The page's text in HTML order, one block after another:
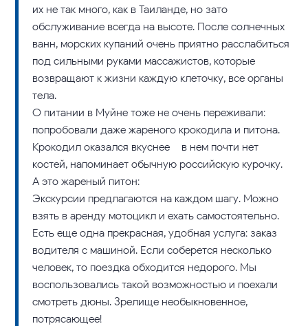
их не так много, как в Таиланде, но зато
обслуживание всегда на высоте. После солнечных
ванн, морских купаний очень приятно расслабиться
под сильными руками массажистов, которые
возвращают к жизни каждую клеточку, все органы
тела.
О питании в Муйне тоже не очень переживали:
попробовали даже жареного крокодила и питона.
Крокодил оказался вкуснее – в нем почти нет
костей, напоминает обычную российскую курочку.
А это жареный питон:
Экскурсии предлагаются на каждом шагу. Можно
взять в аренду мотоцикл и ехать самостоятельно.
Есть еще одна прекрасная, удобная услуга: заказ
водителя с машиной. Если соберется несколько
человек, то поездка обходится недорого. Мы
воспользовались такой возможностью и поехали
смотреть дюны. Зрелище необыкновенное,
потрясающее!